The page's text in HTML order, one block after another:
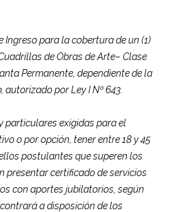
Ingreso para la cobertura de un (1)
de Obras de Arte– Clase
Permanente, dependiente de la
por Ley I Nº 643.
particulares exigidas para el
o por opción, tener entre 18 y 45
postulantes que superen los
presentar certificado de servicios
con aportes jubilatorios, según
a disposición de los